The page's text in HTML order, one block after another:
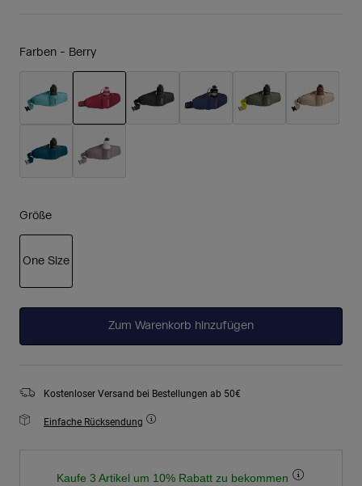
Farben - Berry
Größe
One Size
Zum Warenkorb hinzufügen
Kostenloser Versand bei Bestellungen ab 50€
Einfache Rücksendung
Kaufe 3 Artikel um 10% Rabatt zu bekommen